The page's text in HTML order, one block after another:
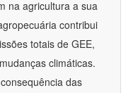
na agricultura a sua
contribui
totais de GEE,
climáticas.
das